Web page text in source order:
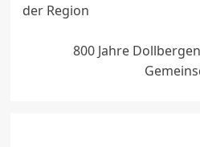
der Region
800 Jahre